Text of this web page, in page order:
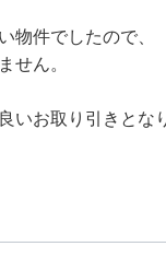
物件でしたので、
せん。
いお取り引きとな